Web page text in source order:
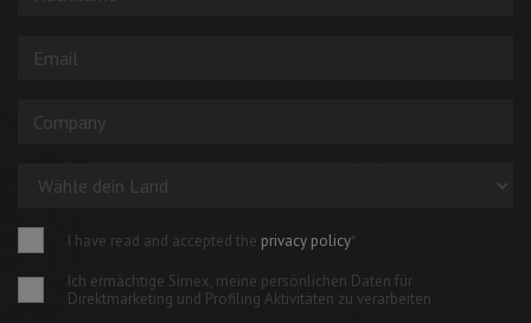
I have read and accepted the privacy policy*
Ich ermächtige Simex, meine persönlichen Daten für
Direktmarketing und Profiling Aktivitäten zu verarbeiten